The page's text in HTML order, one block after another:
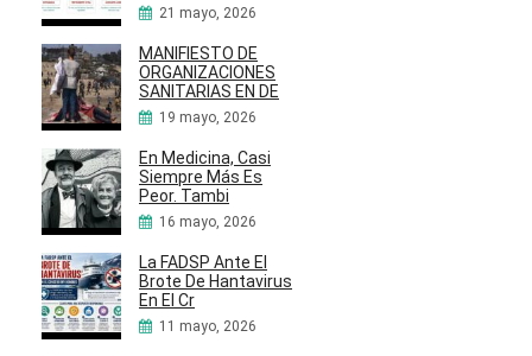
21 mayo, 2026
MANIFIESTO DE
ORGANIZACIONES
SANITARIAS EN DE
19 mayo, 2026
En Medicina, Casi
Siempre Más Es
Peor. Tambi
16 mayo, 2026
La FADSP Ante El
Brote De Hantavirus
En El Cr
11 mayo, 2026